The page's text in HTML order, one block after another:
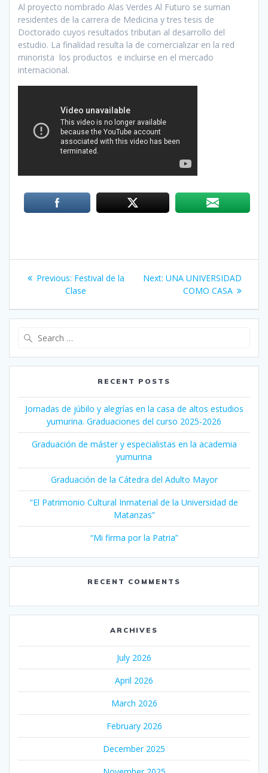
Al proyecto nombrado Alas Verdes Al Futuro se suman
residentes de la carrera de Medicina y tres tesis de
Doctorado cuyos resultados tributan al desarrollo del
estudio. La finalidad resulta la de comercializar en la red
minorista los productos e incluirse en el mercado
internacional.
Post
navigation
Previous: Previous
post:
Festival de la
Clase
Next: Next
post:
UNA UNIVERSIDAD
COMO CASA
RECENT POSTS
Jornadas de júbilo y alegrías en la casa de altos estudios
yumurina. Graduaciones del curso 2025-2026
Graduación de máster y especialistas en la academia
yumurina
Graduación de la Cátedra del Adulto Mayor
“El Patrimonio Cultural Inmaterial de la Universidad de
Matanzas”
“Mi firma por la Patria”
RECENT COMMENTS
ARCHIVES
July 2026
April 2026
March 2026
February 2026
December 2025